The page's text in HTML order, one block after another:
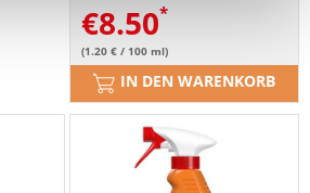
€8.50
(1.20 € / 100 ml)
IN DEN WARENKORB